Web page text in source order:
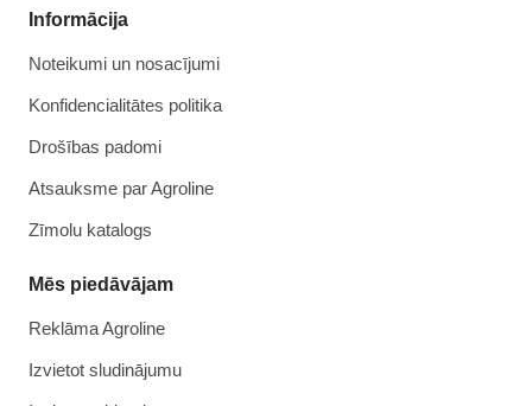
Informācija
Noteikumi un nosacījumi
Konfidencialitātes politika
Drošības padomi
Atsauksme par Agroline
Zīmolu katalogs
Mēs piedāvājam
Reklāma Agroline
Izvietot sludinājumu